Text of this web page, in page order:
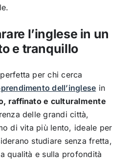
l’inglese in un
e tranquillo
per chi cerca
dell’inglese in
raffinato e culturalmente
delle grandi città,
di vita più lento, ideale per
studiare senza fretta,
qualità e sulla profondità